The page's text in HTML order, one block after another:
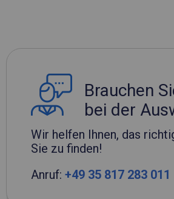
Brauchen
bei der
Wir helfen Ihnen, das
Sie zu finden!
Anruf: +49 35 817 283 011